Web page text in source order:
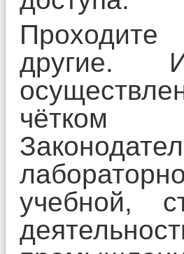
Проходите
другие.
чётком
учебной,